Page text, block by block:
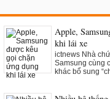
Apple,
khi lái xe
ictnews Nhà
Samsung cùng
khác bổ sung